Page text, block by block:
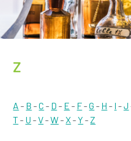
Z
A - B -C - D - E - F-G - H - I -J
T- U -V-W-X-Y-Z